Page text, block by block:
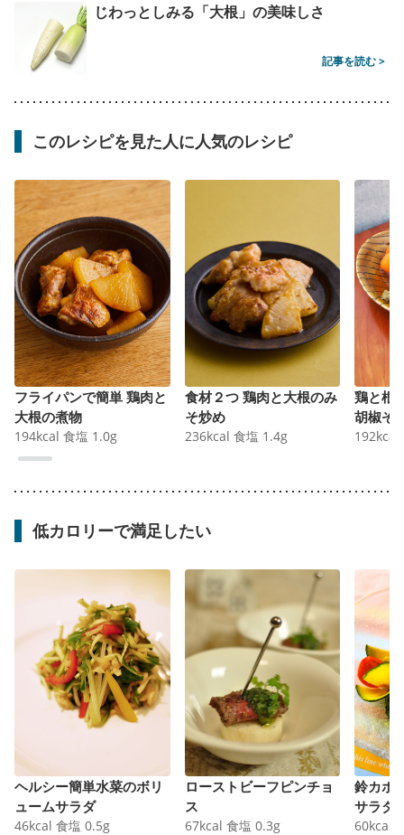
じわっとしみる「大根」の美味しさ
記事を読む >
このレシピを見た人に人気のレシピ
フライパンで簡単 鶏肉と
大根の煮物
194kcal 食塩 1.0g
食材２つ 鶏肉と大根のみ
そ炒め
236kcal 食塩 1.4g
鶏と根
胡椒ぞ
192kcal
低カロリーで満足したい
ヘルシー簡単水菜のボリ
ュームサラダ
46kcal 食塩 0.5g
ローストビーフピンチョ
ス
67kcal 食塩 0.3g
鈴カボ
サラダ
60kcal